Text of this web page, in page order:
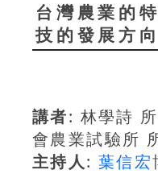
台灣農業的
技的發展方向
講者: 林學詩
會農業試驗所
主持人:葉信宏